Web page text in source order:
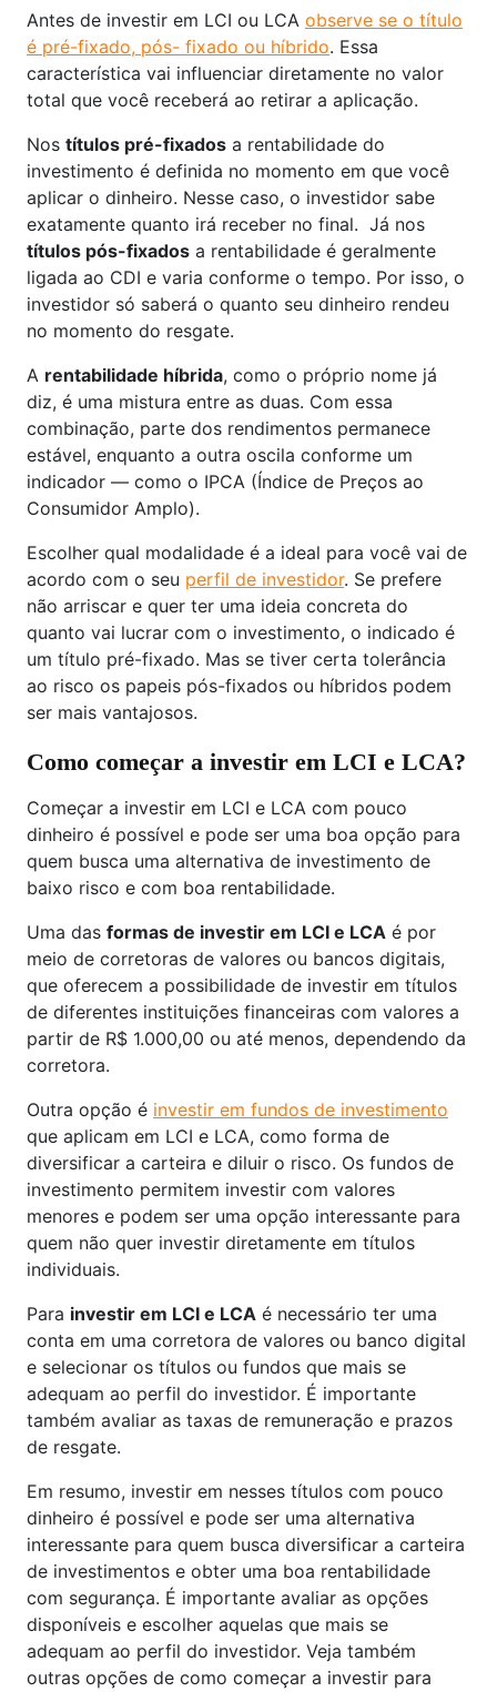
Antes de investir em LCI ou LCA observe se o título
é pré-fixado, pós- fixado ou híbrido. Essa
característica vai influenciar diretamente no valor
total que você receberá ao retirar a aplicação.
Nos títulos pré-fixados a rentabilidade do
investimento é definida no momento em que você
aplicar o dinheiro. Nesse caso, o investidor sabe
exatamente quanto irá receber no final. Já nos
títulos pós-fixados a rentabilidade é geralmente
ligada ao CDI e varia conforme o tempo. Por isso, o
investidor só saberá o quanto seu dinheiro rendeu
no momento do resgate.
A rentabilidade híbrida, como o próprio nome já
diz, é uma mistura entre as duas. Com essa
combinação, parte dos rendimentos permanece
estável, enquanto a outra oscila conforme um
indicador — como o IPCA (Índice de Preços ao
Consumidor Amplo).
Escolher qual modalidade é a ideal para você vai de
acordo com o seu perfil de investidor. Se prefere
não arriscar e quer ter uma ideia concreta do
quanto vai lucrar com o investimento, o indicado é
um título pré-fixado. Mas se tiver certa tolerância
ao risco os papeis pós-fixados ou híbridos podem
ser mais vantajosos.
Como começar a investir em LCI e LCA?
Começar a investir em LCI e LCA com pouco
dinheiro é possível e pode ser uma boa opção para
quem busca uma alternativa de investimento de
baixo risco e com boa rentabilidade.
Uma das formas de investir em LCI e LCA é por
meio de corretoras de valores ou bancos digitais,
que oferecem a possibilidade de investir em títulos
de diferentes instituições financeiras com valores a
partir de R$ 1.000,00 ou até menos, dependendo da
corretora.
Outra opção é investir em fundos de investimento
que aplicam em LCI e LCA, como forma de
diversificar a carteira e diluir o risco. Os fundos de
investimento permitem investir com valores
menores e podem ser uma opção interessante para
quem não quer investir diretamente em títulos
individuais.
Para investir em LCI e LCA é necessário ter uma
conta em uma corretora de valores ou banco digital
e selecionar os títulos ou fundos que mais se
adequam ao perfil do investidor. É importante
também avaliar as taxas de remuneração e prazos
de resgate.
Em resumo, investir em nesses títulos com pouco
dinheiro é possível e pode ser uma alternativa
interessante para quem busca diversificar a carteira
de investimentos e obter uma boa rentabilidade
com segurança. É importante avaliar as opções
disponíveis e escolher aquelas que mais se
adequam ao perfil do investidor. Veja também
outras opções de como começar a investir para